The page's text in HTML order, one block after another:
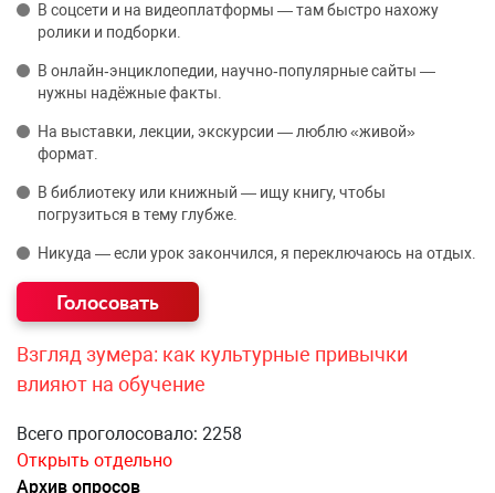
В соцсети и на видеоплатформы — там быстро нахожу
ролики и подборки.
В онлайн‑энциклопедии, научно‑популярные сайты —
нужны надёжные факты.
На выставки, лекции, экскурсии — люблю «живой»
формат.
В библиотеку или книжный — ищу книгу, чтобы
погрузиться в тему глубже.
Никуда — если урок закончился, я переключаюсь на отдых.
Взгляд зумера: как культурные привычки
влияют на обучение
Всего проголосовало: 2258
Открыть отдельно
Архив опросов